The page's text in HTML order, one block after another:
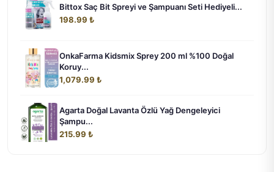
Bittox Saç Bit Spreyi ve Şampuanı Seti Hediyeli...
198.99 ₺
OnkaFarma Kidsmix Sprey 200 ml %100 Doğal
Koruy...
1,079.99 ₺
Agarta Doğal Lavanta Özlü Yağ Dengeleyici
Şampu...
215.99 ₺